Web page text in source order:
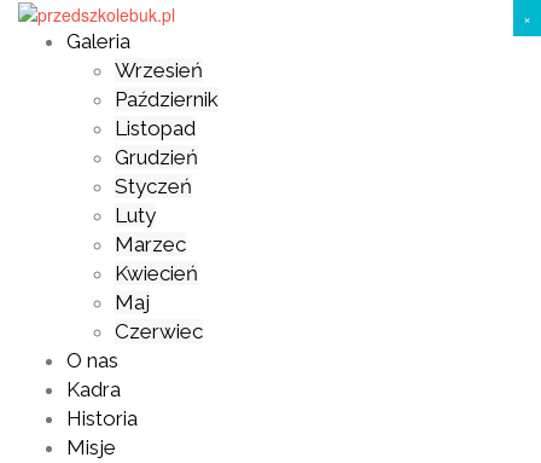
Skip
Galeria
Wrzesień
Październik
Listopad
Grudzień
Styczeń
Luty
Marzec
Kwiecień
Maj
Czerwiec
O nas
Kadra
Historia
Misje
×